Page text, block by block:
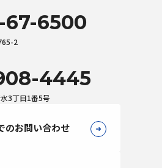
67-6500
2
4445
3丁目1番5号
のお問い合わせ